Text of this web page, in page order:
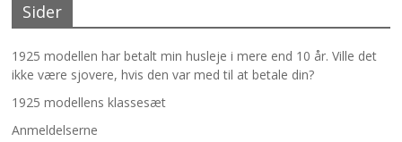
Sider
1925 modellen har betalt min husleje i mere end 10 år. Ville det
ikke være sjovere, hvis den var med til at betale din?
1925 modellens klassesæt
Anmeldelserne